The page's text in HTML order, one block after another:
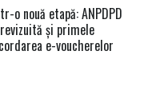
o nouă etapă: ANPDPD
și primele
e-voucherelor